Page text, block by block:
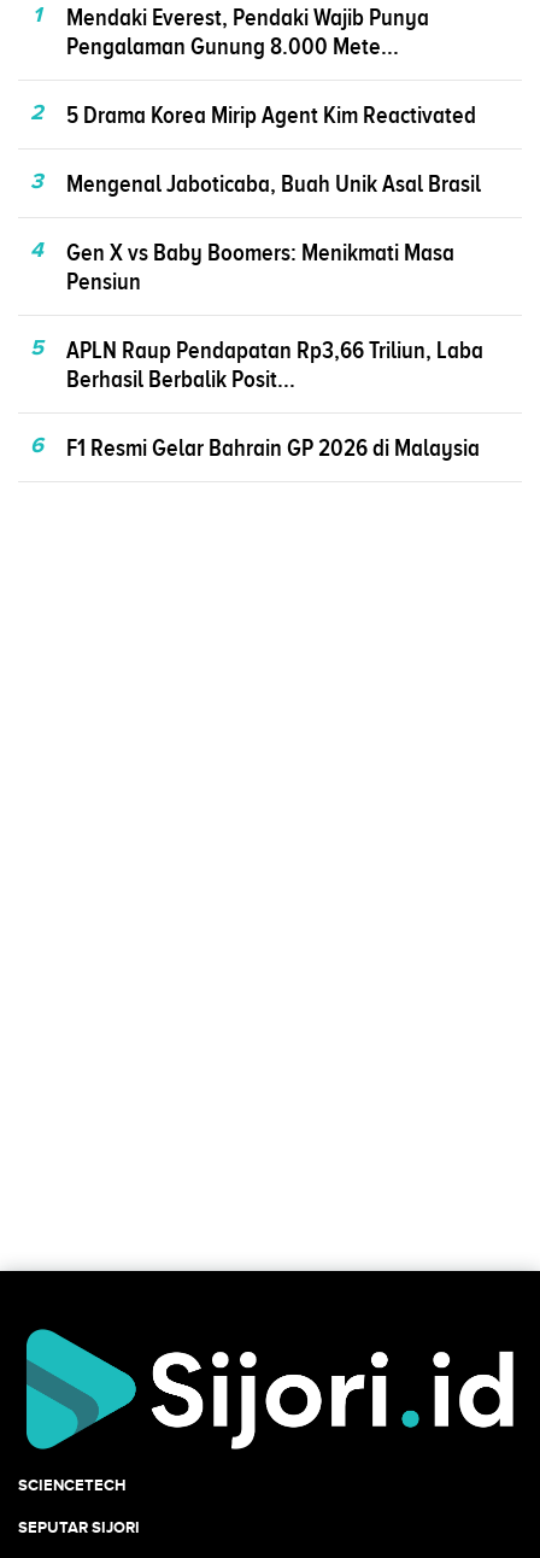
1
Mendaki Everest, Pendaki Wajib Punya
Pengalaman Gunung 8.000 Mete...
2 5 Drama Korea Mirip Agent Kim Reactivated
3 Mengenal Jaboticaba, Buah Unik Asal Brasil
4
Gen X vs Baby Boomers: Menikmati Masa
Pensiun
5
APLN Raup Pendapatan Rp3,66 Triliun, Laba
Berhasil Berbalik Posit...
6 F1 Resmi Gelar Bahrain GP 2026 di Malaysia
SCIENCETECH
SEPUTAR SIJORI